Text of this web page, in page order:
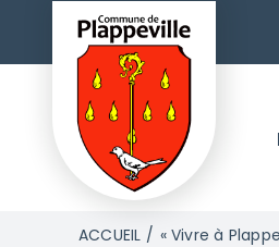
contenu
ACCUEIL « Vivre à